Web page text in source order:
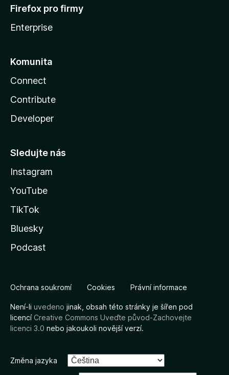
Firefox pro firmy
Enterprise
Komunita
Connect
Contribute
Developer
Sledujte nás
Instagram
YouTube
TikTok
Bluesky
Podcast
Ochrana soukromí Cookies Právní informace
Není-li uvedeno jinak, obsah této stránky je šířen pod
licencíCreative Commons Uveďte původ-Zachovejte
licenci 3.0 nebo jakoukoli novější verzí.
Změna jazyka